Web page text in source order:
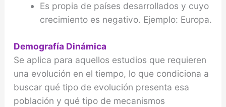
Es propia de países desarrollados y cuyo
crecimiento es negativo. Ejemplo: Europa.
Demografía Dinámica
Se aplica para aquellos estudios que requieren
una evolución en el tiempo, lo que condiciona a
buscar qué tipo de evolución presenta esa
población y qué tipo de mecanismos